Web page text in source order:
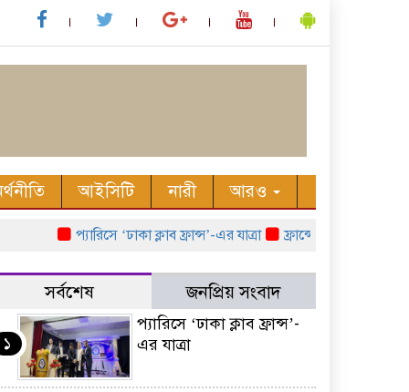
আইসিটি নারী আরও
প্যারিসে ‘ঢাকা ক্লাব ফ্রান্স’-এর যাত্রা ফ্রান্সে ‘ফ্রাঙ্কো বাংলা
সর্বশেষ জনপ্রিয় সংবাদ
১
প্যারিসে ‘ঢাকা ক্লাব ফ্রান্স’-
এর যাত্রা